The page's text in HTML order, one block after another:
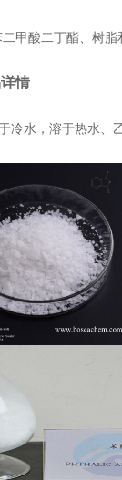
甲酸二丁酯、树脂
情
冷水，溶于热水、